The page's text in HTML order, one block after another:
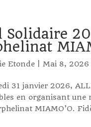
Solidaire
Etonde |Mai 8, 2026
31 janvier 2026,
en organisant une
MIAMO’O.